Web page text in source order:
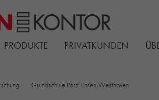
PRODUKTE PRIVATKUNDEN
Grundschule Porz-Ensen-Westhoven